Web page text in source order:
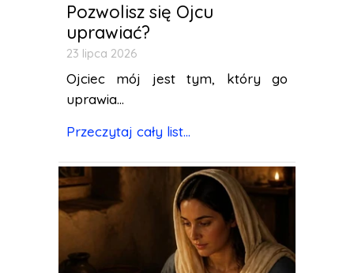
Pozwolisz się Ojcu
uprawiać?
23 lipca 2026
Ojciec mój jest tym, który go
uprawia...
Przeczytaj cały list...